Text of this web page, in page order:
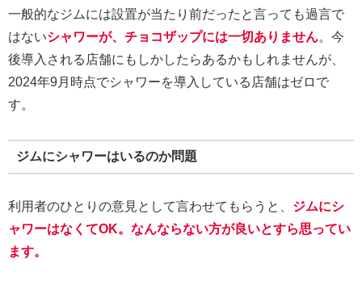
一般的なジムには設置が当たり前だったと言っても過言で
はないシャワーが、チョコザップには一切ありません。今
後導入される店舗にもしかしたらあるかもしれませんが、
2024年9月時点でシャワーを導入している店舗はゼロで
す。
ジムにシャワーはいるのか問題
利用者のひとりの意見として言わせてもらうと、 ジムにシ
ャワーはなくてOK。なんならない方が良いとすら思ってい
ます。